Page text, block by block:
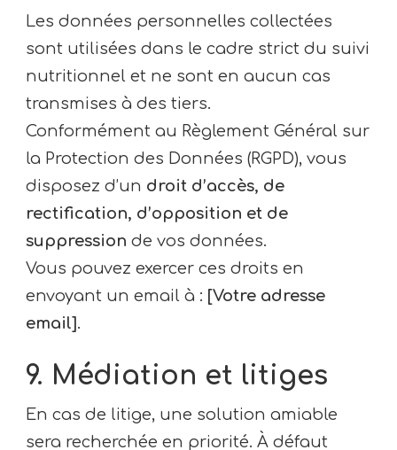
Les données personnelles collectées
sont utilisées dans le cadre strict du suivi
nutritionnel et ne sont en aucun cas
transmises à des tiers.
Conformément au Règlement Général sur
la Protection des Données (RGPD), vous
disposez d’un droit d’accès, de
rectification, d’opposition et de
suppression de vos données.
Vous pouvez exercer ces droits en
envoyant un email à : [Votre adresse
email] .
9. Médiation et litiges
En cas de litige, une solution amiable
sera recherchée en priorité. À défaut